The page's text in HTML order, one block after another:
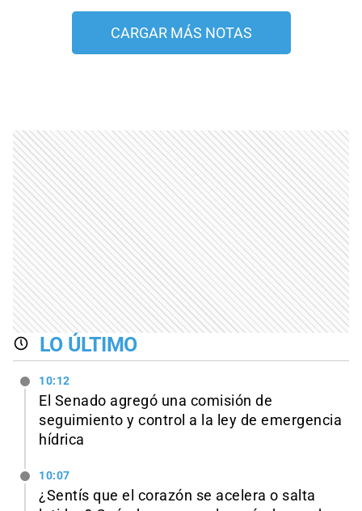
CARGAR MÁS NOTAS
LO ÚLTIMO
10:12
El Senado agregó una comisión de
seguimiento y control a la ley de emergencia
hídrica
10:07
¿Sentís que el corazón se acelera o salta